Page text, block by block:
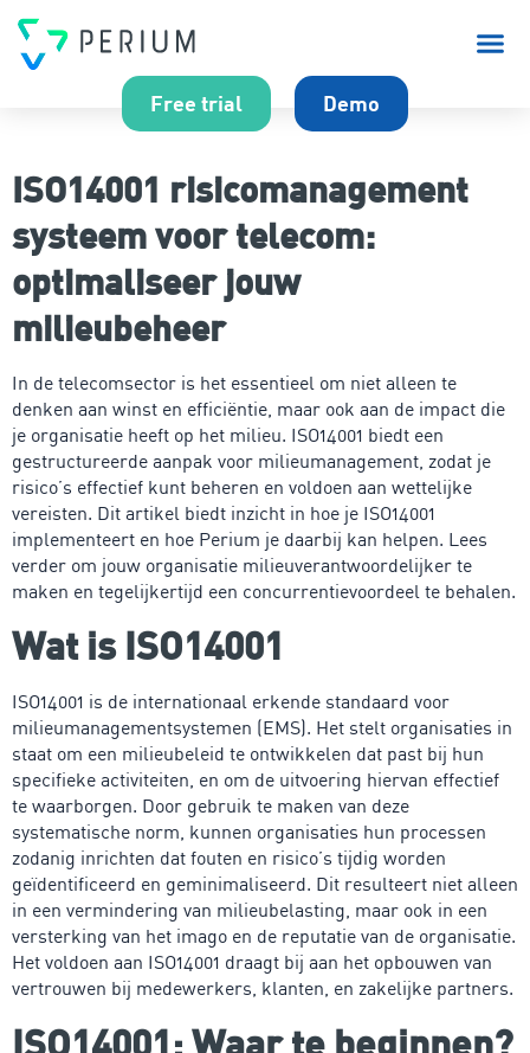
Free trial Demo
ISO14001 risicomanagement
systeem voor telecom:
optimaliseer jouw
milieubeheer
In de telecomsector is het essentieel om niet alleen te
denken aan winst en efficiëntie, maar ook aan de impact die
je organisatie heeft op het milieu. ISO14001 biedt een
gestructureerde aanpak voor milieumanagement, zodat je
risico’s effectief kunt beheren en voldoen aan wettelijke
vereisten. Dit artikel biedt inzicht in hoe je ISO14001
implementeert en hoe Perium je daarbij kan helpen. Lees
verder om jouw organisatie milieuverantwoordelijker te
maken en tegelijkertijd een concurrentievoordeel te behalen.
Wat is ISO14001
ISO14001 is de internationaal erkende standaard voor
milieumanagementsystemen (EMS). Het stelt organisaties in
staat om een milieubeleid te ontwikkelen dat past bij hun
specifieke activiteiten, en om de uitvoering hiervan effectief
te waarborgen. Door gebruik te maken van deze
systematische norm, kunnen organisaties hun processen
zodanig inrichten dat fouten en risico’s tijdig worden
geïdentificeerd en geminimaliseerd. Dit resulteert niet alleen
in een vermindering van milieubelasting, maar ook in een
versterking van het imago en de reputatie van de organisatie.
Het voldoen aan ISO14001 draagt bij aan het opbouwen van
vertrouwen bij medewerkers, klanten, en zakelijke partners.
ISO14001: Waar te beginnen?